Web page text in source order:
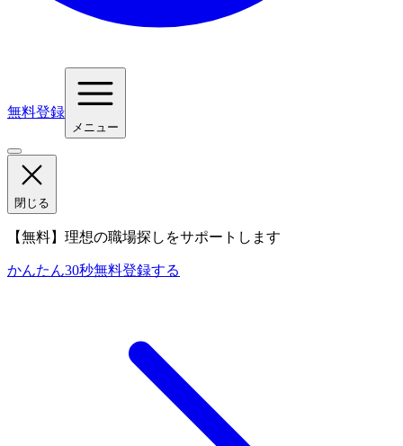
無料登録
メニュー
閉じる
【無料】理想の職場探しをサポートします
かんたん30秒無料登録する